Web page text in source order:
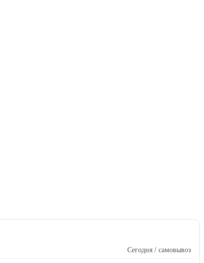
Сегодня / самовывоз